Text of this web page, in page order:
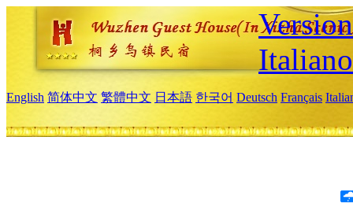
Italiano
English 简体中文 繁體中文 日本語 한국어 Deutsch Français